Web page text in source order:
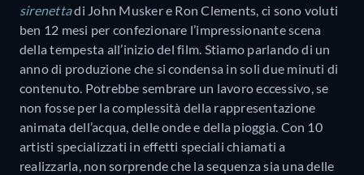
sirenettadi John Musker e Ron Clements, ci sono voluti
ben 12 mesi per confezionare l’impressionante scena
della tempesta all’inizio del film. Stiamo parlando di un
anno di produzione che si condensa in soli due minuti di
contenuto. Potrebbe sembrare un lavoro eccessivo, se
non fosse per la complessità della rappresentazione
animata dell’acqua, delle onde e della pioggia. Con 10
artisti specializzati in effetti speciali chiamati a
realizzarla, non sorprende che la sequenza sia una delle